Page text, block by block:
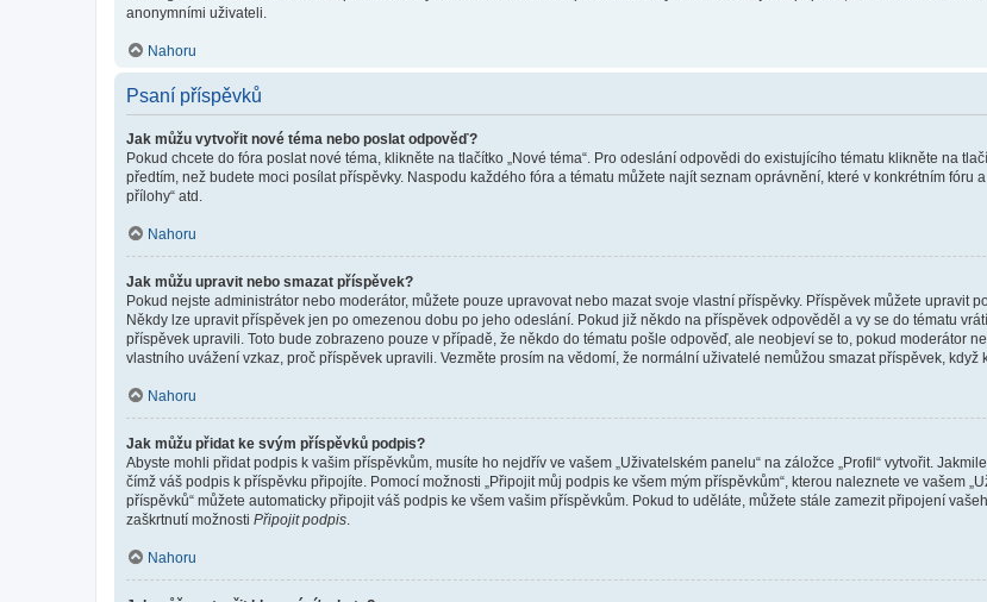
anonymními uživateli.
Nahoru
Psaní příspěvků
Jak můžu vytvořit nové téma nebo poslat odpověď?
Pokud chcete do fóra poslat nové téma, klikněte na tlačítko „Nové téma“. Pro odeslání odpovědi do existujícího tématu klikněte na
předtím, než budete moci posílat příspěvky. Naspodu každého fóra a tématu můžete najít seznam oprávnění, které v konkrétním fóru
přílohy“ atd.
Nahoru
Jak můžu upravit nebo smazat příspěvek?
Pokud nejste administrátor nebo moderátor, můžete pouze upravovat nebo mazat svoje vlastní příspěvky. Příspěvek můžete upravit
Někdy lze upravit příspěvek jen po omezenou dobu po jeho odeslání. Pokud již někdo na příspěvek odpověděl a vy se do tématu
příspěvek upravili. Toto bude zobrazeno pouze v případě, že někdo do tématu pošle odpověď, ale neobjeví se to, pokud moderátor
vlastního uvážení vzkaz, proč příspěvek upravili. Vezměte prosím na vědomí, že normální uživatelé nemůžou smazat příspěvek, když
Nahoru
Jak můžu přidat ke svým příspěvků podpis?
Abyste mohli přidat podpis k vašim příspěvkům, musíte ho nejdřív ve vašem „Uživatelském panelu“ na záložce „Profil“ vytvořit.
čímž váš podpis k příspěvku připojíte. Pomocí možnosti „Připojit můj podpis ke všem mým příspěvkům“, kterou naleznete ve vašem
příspěvků“ můžete automaticky připojit váš podpis ke všem vašim příspěvkům. Pokud to uděláte, můžete stále zamezit připojení
zaškrtnutí možnosti Připojit podpis
Nahoru